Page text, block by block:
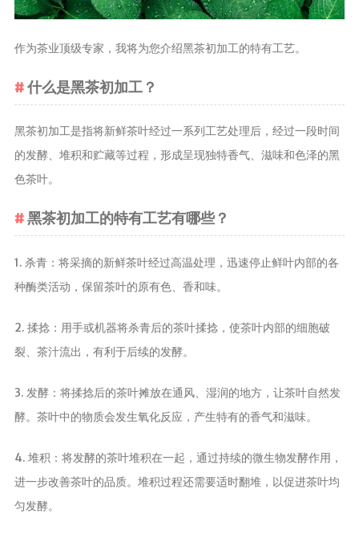
作为茶业顶级专家，我将为您介绍黑茶初加工的特有工艺。
什么是黑茶初加工？
黑茶初加工是指将新鲜茶叶经过一系列工艺处理后，经过一段时间
的发酵、堆积和贮藏等过程，形成呈现独特香气、滋味和色泽的黑
色茶叶。
黑茶初加工的特有工艺有哪些？
1. 杀青：将采摘的新鲜茶叶经过高温处理，迅速停止鲜叶内部的各
种酶类活动，保留茶叶的原有色、香和味。
2. 揉捻：用手或机器将杀青后的茶叶揉捻，使茶叶内部的细胞破
裂、茶汁流出，有利于后续的发酵。
3. 发酵：将揉捻后的茶叶摊放在通风、湿润的地方，让茶叶自然发
酵。茶叶中的物质会发生氧化反应，产生特有的香气和滋味。
4. 堆积：将发酵的茶叶堆积在一起，通过持续的微生物发酵作用，
进一步改善茶叶的品质。堆积过程还需要适时翻堆，以促进茶叶均
匀发酵。
花茶
茶叶生产和
擂茶
茶叶饮品
茶叶配送
茶叶健康价
值和功效
养生茶
减肥茶
茶文化
茶叶品鉴
茶叶收藏